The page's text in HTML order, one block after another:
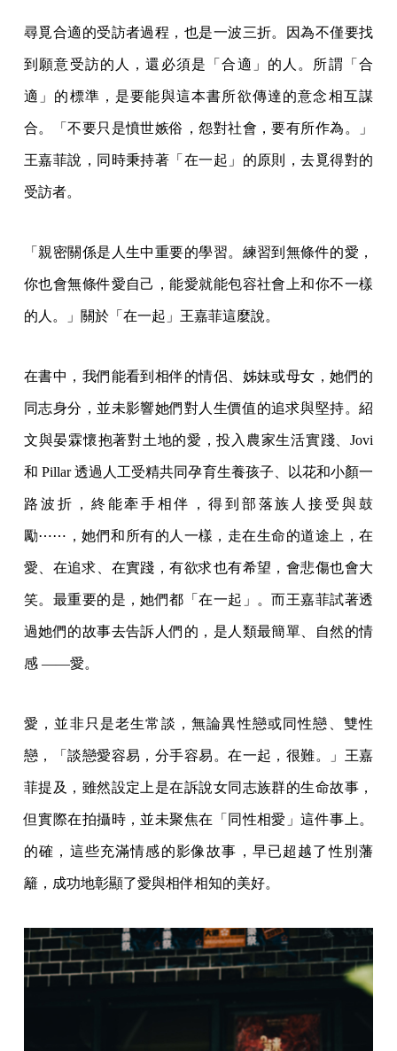
尋覓合適的受訪者過程，也是一波三折。因為不僅要找
到願意受訪的人，還必須是「合適」的人。所謂「合
適」的標準，是要能與這本書所欲傳達的意念相互謀
合。「不要只是憤世嫉俗，怨對社會，要有所作為。」
王嘉菲說，同時秉持著「在一起」的原則，去覓得對的
受訪者。
「親密關係是人生中重要的學習。練習到無條件的愛，
你也會無條件愛自己，能愛就能包容社會上和你不一樣
的人。」關於「在一起」王嘉菲這麼說。
在書中，我們能看到相伴的情侶、姊妹或母女，她們的
同志身分，並未影響她們對人生價值的追求與堅持。紹
文與晏霖懷抱著對土地的愛，投入農家生活實踐、Jovi
和 Pillar 透過人工受精共同孕育生養孩子、以花和小顏一
路波折，終能牽手相伴，得到部落族人接受與鼓
勵⋯⋯，她們和所有的人一樣，走在生命的道途上，在
愛、在追求、在實踐，有欲求也有希望，會悲傷也會大
笑。最重要的是，她們都「在一起」。而王嘉菲試著透
過她們的故事去告訴人們的，是人類最簡單、自然的情
感 ——愛。
愛，並非只是老生常談，無論異性戀或同性戀、雙性
戀，「談戀愛容易，分手容易。在一起，很難。」王嘉
菲提及，雖然設定上是在訴說女同志族群的生命故事，
但實際在拍攝時，並未聚焦在「同性相愛」這件事上。
的確，這些充滿情感的影像故事，早已超越了性別藩
籬，成功地彰顯了愛與相伴相知的美好。